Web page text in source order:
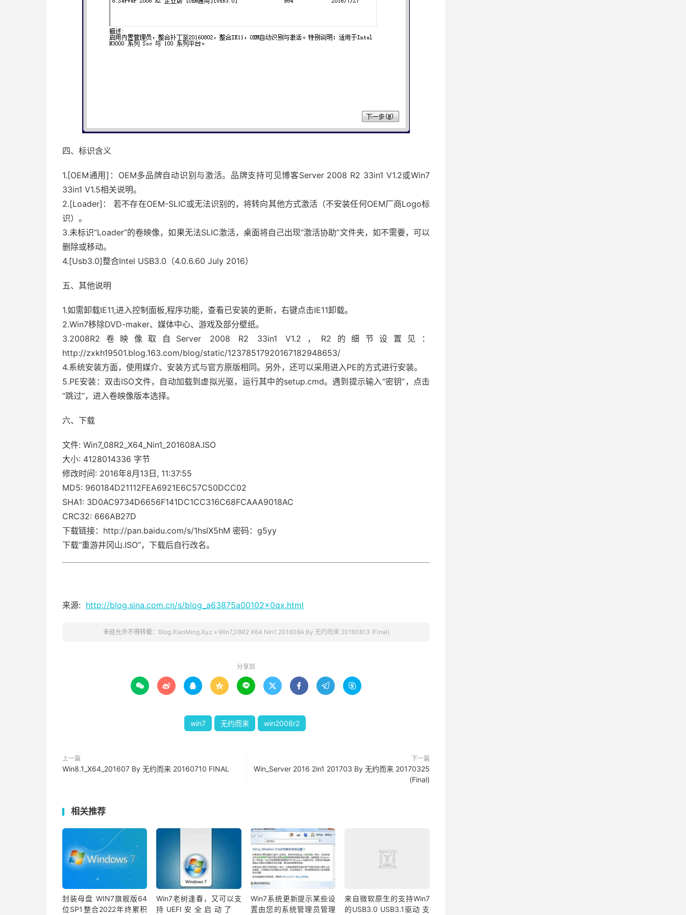
四、标识含义
1.[OEM通用]：OEM多品牌自动识别与激活。品牌支持可见博客Server 2008 R2 33in1 V1.2或Win7
33in1 V1.5相关说明。
2.[Loader]： 若不存在OEM-SLIC或无法识别的，将转向其他方式激活（不安装任何OEM厂商Logo标
识）。
3.未标识“Loader”的卷映像，如果无法SLIC激活，桌面将自己出现“激活协助”文件夹，如不需要，可以
删除或移动。
4.[Usb3.0]整合Intel USB3.0（4.0.6.60 July 2016）
五、其他说明
1.如需卸载IE11,进入控制面板,程序功能，查看已安装的更新，右键点击IE11卸载。
2.Win7移除DVD-maker、媒体中心、游戏及部分壁纸。
3.2008R2卷映像取自Server 2008 R2 33in1 V1.2，R2的细节设置见：
http://zxkh19501.blog.163.com/blog/static/12378517920167182948653/
4.系统安装方面，使用媒介、安装方式与官方原版相同。另外，还可以采用进入PE的方式进行安装。
5.PE安装：双击ISO文件，自动加载到虚拟光驱，运行其中的setup.cmd。遇到提示输入“密钥”，点击
“跳过”，进入卷映像版本选择。
六、下载
文件: Win7_08R2_X64_Nin1_201608A.ISO
大小: 4128014336 字节
修改时间: 2016年8月13日, 11:37:55
MD5: 960184D21112FEA6921E6C57C50DCC02
SHA1: 3D0AC9734D6656F141DC1CC316C68FCAAA9018AC
CRC32: 666AB27D
下载链接：http://pan.baidu.com/s/1hslX5hM 密码：g5yy
下载“重游井冈山.ISO”，下载后自行改名。
来源: http://blog.sina.com.cn/s/blog_a63875a00102x0qx.html
未经允许不得转载： Blog.XiaoMing.Xyz » Win7_08R2 X64 Nin1 201608A By 无约而来 20160813 (Final)
分享到
        
win7 无约而来 win2008r2
上一篇
Win8.1_X64_201607 By 无约而来 20160710 FINAL
下一篇
Win_Server 2016 2in1 201703 By 无约而来 20170325
(Final)
相关推荐
封装母盘 WIN7旗舰版64
位SP1整合2022年终累积
Win7老树逢春，又可以支
持UEFI安全启动了
Win7系统更新提示某些设
置由您的系统管理员管理
来自微软原生的支持Win7
的USB3.0 USB3.1驱动 支